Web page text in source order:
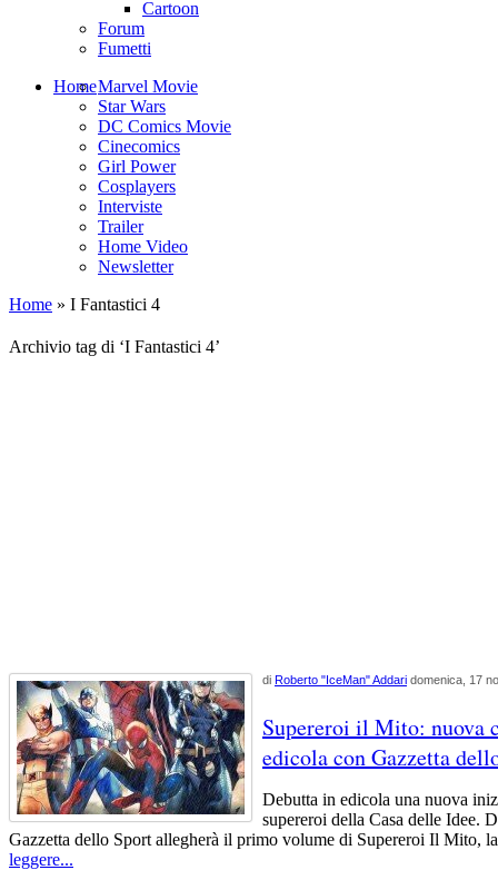
Cartoon
Forum
Fumetti
HomeMarvel Movie
Star Wars
DC Comics Movie
Cinecomics
Girl Power
Cosplayers
Interviste
Trailer
Home Video
Newsletter
Home » I Fantastici 4
Archivio tag di ‘I Fantastici 4’
di Roberto "IceMan" Addari domenica, 17
Supereroi il Mito: nuova
edicola con Gazzetta
Debutta in edicola una nuova
supereroi della Casa delle Idee.
Gazzetta dello Sport allegherà il primo volume di Supereroi Il Mito,
leggere...